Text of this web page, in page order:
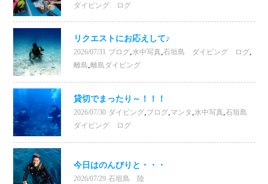
ダイビング ログ
リクエストにお応えして♪
2026/07/31 ブログ,水中写真,石垣島 ダイビング ログ,
離島,離島ダイビング
貸切でまったり～！！！
2026/07/30 ダイビング, ブログ, マンタ 水中写真 石垣島
ダイビング ログ
今日はのんびりと・・・
2026/07/29 石垣島 陸